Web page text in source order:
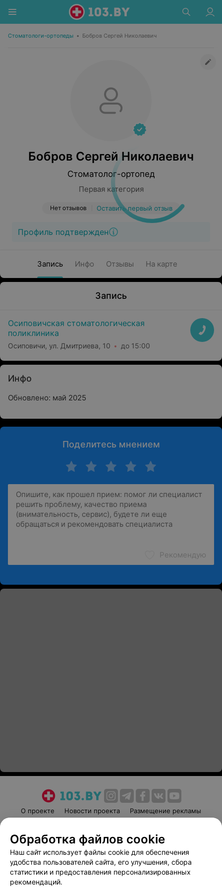
Стоматологи-ортопеды • Бобров Сергей Николаевич
Бобров Сергей Николаевич
Стоматолог-ортопед
Первая категория
Нет отзывов Оставить первый отзыв
Профиль подтвержден
Запись Инфо Отзывы На карте
Запись
Осиповичская стоматологическая
поликлиника
Осиповичи, ул. Дмитриева, 10 до 15:00
Инфо
Обновлено: май 2025
Поделитесь мнением
Рекомендую
О проекте Новости проекта
Размещение рекламы
Пользовательское соглашение
Способы оплаты
Вакансии
Партнеры
Написать руководителю 103.by
Обработка файлов cookie
Наш сайт использует файлы cookie для обеспечения
удобства пользователей сайта, его улучшения, сбора
статистики и предоставления персонализированных
рекомендаций.